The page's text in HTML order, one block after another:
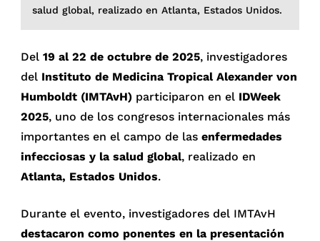
salud global, realizado en Atlanta, Estados Unidos.
Del19 al 22 de octubre de 2025, investigadores
del Instituto de Medicina Tropical Alexander von
Humboldt (IMTAvH) participaron en el IDWeek
2025, uno de los congresos internacionales más
importantes en el campo de lasenfermedades
infecciosas y la salud global, realizado en
Atlanta, Estados Unidos.
Durante el evento, investigadores del IMTAvH
destacaron como ponentes en la presentación